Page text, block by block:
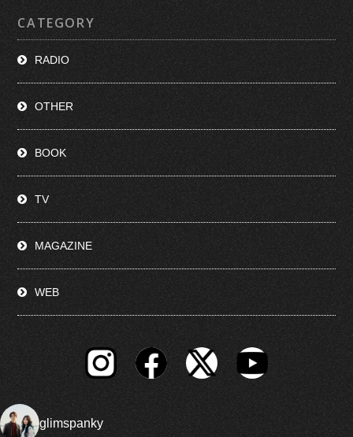
CATEGORY
RADIO
OTHER
BOOK
TV
MAGAZINE
WEB
glimspanky